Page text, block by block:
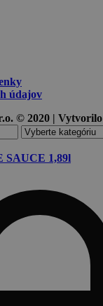
údajov
© 2020 | Vytvorilo
1,89l